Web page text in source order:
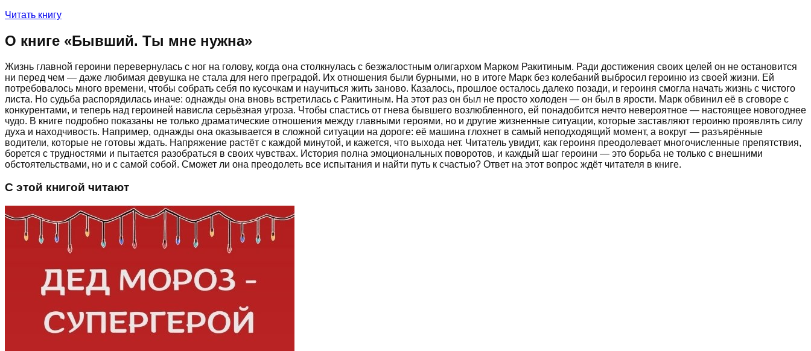
Читать книгу
О книге «Бывший. Ты мне нужна»
Жизнь главной героини перевернулась с ног на голову, когда она столкнулась с безжалостным олигархом Марком Ракитиным. Ради достижения своих целей он не остановится
ни перед чем — даже любимая девушка не стала для него преградой. Их отношения были бурными, но в итоге Марк без колебаний выбросил героиню из своей жизни. Ей
потребовалось много времени, чтобы собрать себя по кусочкам и научиться жить заново. Казалось, прошлое осталось далеко позади, и героиня смогла начать жизнь с чистого
листа. Но судьба распорядилась иначе: однажды она вновь встретилась с Ракитиным. На этот раз он был не просто холоден — он был в ярости. Марк обвинил её в сговоре с
конкурентами, и теперь над героиней нависла серьёзная угроза. Чтобы спастись от гнева бывшего возлюбленного, ей понадобится нечто невероятное — настоящее новогоднее
чудо. В книге подробно показаны не только драматические отношения между главными героями, но и другие жизненные ситуации, которые заставляют героиню проявлять силу
духа и находчивость. Например, однажды она оказывается в сложной ситуации на дороге: её машина глохнет в самый неподходящий момент, а вокруг — разъярённые
водители, которые не готовы ждать. Напряжение растёт с каждой минутой, и кажется, что выхода нет. Читатель увидит, как героиня преодолевает многочисленные препятствия,
борется с трудностями и пытается разобраться в своих чувствах. История полна эмоциональных поворотов, и каждый шаг героини — это борьба не только с внешними
обстоятельствами, но и с самой собой. Сможет ли она преодолеть все испытания и найти путь к счастью? Ответ на этот вопрос ждёт читателя в книге.
С этой книгой читают